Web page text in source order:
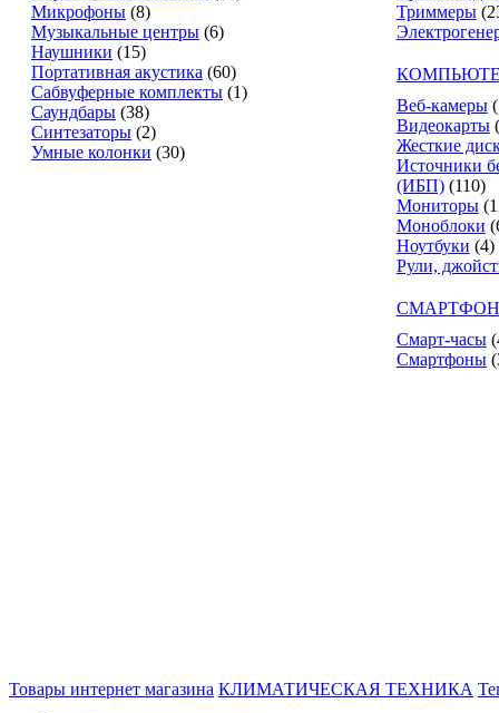
Микрофоны (8)
Музыкальные центры (6)
Наушники (15)
Портативная акустика (60)
Сабвуферные комплекты (1)
Саундбары (38)
Синтезаторы (2)
Умные колонки (30)
Триммеры
Веб-камеры
Видеокарты
Жесткие
Источники
(ИБП) (110)
Мониторы
Моноблоки
Ноутбуки (4)
Рули,
Смарт-часы
Смартфоны
Товары интернет магазина КЛИМАТИЧЕСКАЯ ТЕХНИКА